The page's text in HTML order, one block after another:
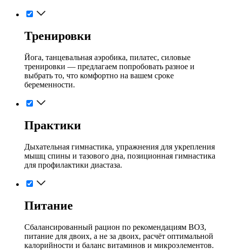
Тренировки
Йога, танцевальная аэробика, пилатес, силовые
тренировки — предлагаем попробовать разное и
выбрать то, что комфортно на вашем сроке
беременности.
Практики
Дыхательная гимнастика, упражнения для укрепления
мышц спины и тазового дна, позиционная гимнастика
для профилактики диастаза.
Питание
Сбалансированный рацион по рекомендациям ВОЗ,
питание для двоих, а не за двоих, расчёт оптимальной
калорийности и баланс витаминов и микроэлементов.